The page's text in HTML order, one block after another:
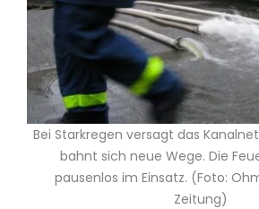
Bei Starkregen versagt das
bahnt sich neue Wege. Die
pausenlos im Einsatz. (Foto:
Zeitung)